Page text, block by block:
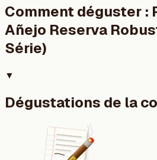
Comment déguster :
Añejo Reserva
Série)
▼
Dégustations de la